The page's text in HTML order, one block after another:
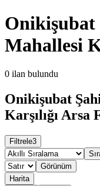
Onikişubat
Mahallesi
0 ilan bulundu
Onikişubat
Karşılığı Arsa
Filtrele3
Görünüm
Harita